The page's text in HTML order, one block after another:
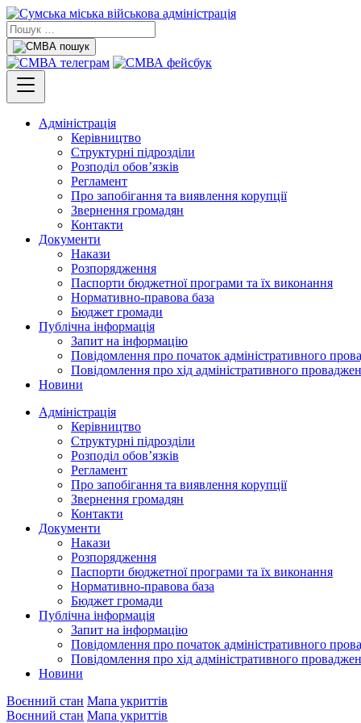
Адміністрація
Керівництво
Структурні підрозділи
Розподіл обов’язків
Регламент
Про запобігання та виявлення корупції
Звернення громадян
Контакти
Документи
Накази
Розпорядження
Паспорти бюджетної програми та їх виконання
Нормативно-правова база
Бюджет громади
Публічна інформація
Запит на інформацію
Повідомлення про початок адміністративного
Повідомлення про хід адміністративного
Новини
Адміністрація
Керівництво
Структурні підрозділи
Розподіл обов’язків
Регламент
Про запобігання та виявлення корупції
Звернення громадян
Контакти
Документи
Накази
Розпорядження
Паспорти бюджетної програми та їх виконання
Нормативно-правова база
Бюджет громади
Публічна інформація
Запит на інформацію
Повідомлення про початок адміністративного
Повідомлення про хід адміністративного
Новини
Воєнний стан Мапа укриттів
Воєнний стан Мапа укриттів